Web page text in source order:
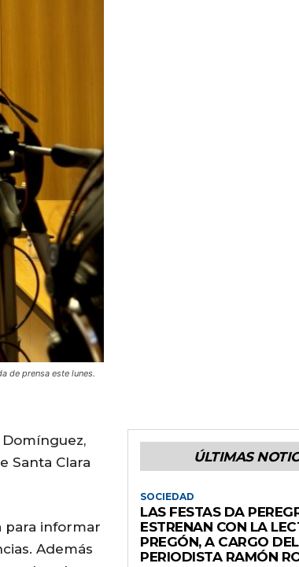
de prensa este lunes.
Santa Clara
para informar
Además
ÚLTIMAS
SOCIEDAD
LAS FESTAS DA
ESTRENAN CON LA
PREGÓN, A CARGO DEL
PERIODISTA RAMÓN